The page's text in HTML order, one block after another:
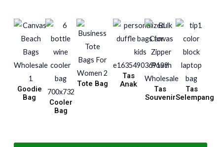
Goodie
Bag
Cooler
Bag
Tote Bag
Tas
Anak
Tas
Souvenir
Tas
Selempang